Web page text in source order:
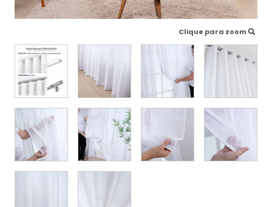
Clique para zoom